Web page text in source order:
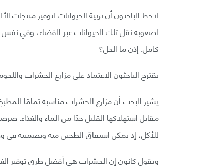
لاحظ الباحثون أن تربية الحيوانات لتوفير منتجات
لصعوبة نقل تلك الحيوانات عبر الفضاء، وفي
كامل. إذن ما الحل؟
يقترح الباحثون الاعتماد على مزارع الحشرات
يشير البحث أن مزارع الحشرات مناسبة تمامًا
مقابل استهلاكها القليل جدًا من الماء والغذاء.
للأكل، إذ يمكن اشتقاق الطحين منه وتضمينه في
ويقول كانون إن الحشرات هي أفضل طرق توفير